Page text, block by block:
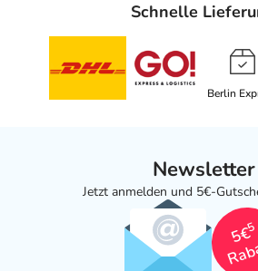
Schnelle
Berlin
Newsletter
Jetzt anmelden und 5€-
5€
5